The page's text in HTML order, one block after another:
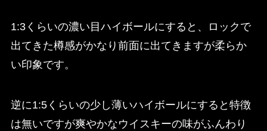
1:3くらいの濃い目ハイボールにすると、ロックで
出てきた樽感がかなり前面に出てきますが柔らか
い印象です。
逆に1:5くらいの少し薄いハイボールにすると特徴
は無いですが爽やかなウイスキーの味がふんわり